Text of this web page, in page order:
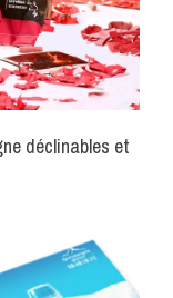
déclinables et